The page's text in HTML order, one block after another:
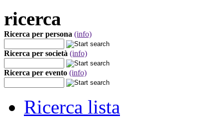
ricerca
Ricerca per persona (info)
Ricerca per società (info)
Ricerca per evento (info)
Ricerca lista